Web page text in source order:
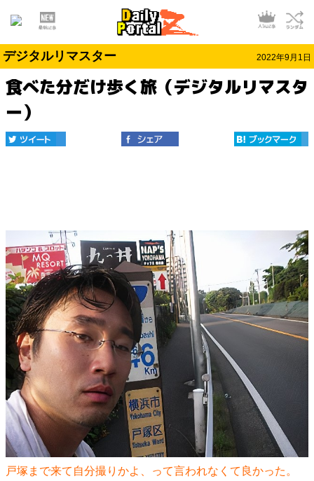
デジタルリマスター 2022年9月1日
食べた分だけ歩く旅（デジタルリマスタ
ー）
戸塚まで来て自分撮りかよ、って言われなくて良かった。